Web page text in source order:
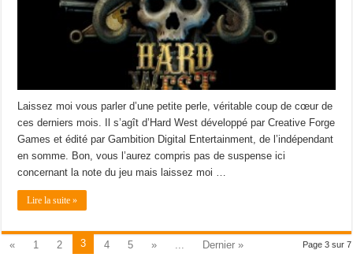
Laissez moi vous parler d’une petite perle, véritable coup de cœur de
ces derniers mois. Il s’agît d’Hard West développé par Creative Forge
Games et édité par Gambition Digital Entertainment, de l’indépendant
en somme. Bon, vous l’aurez compris pas de suspense ici
concernant la note du jeu mais laissez moi …
Lire la suite »
Page 3 sur 7
« 1 2 3 4 5 » Dernier »